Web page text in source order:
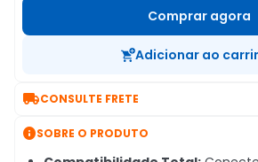
Comprar agora
Adicionar ao
CONSULTE FRETE
SOBRE O PRODUTO